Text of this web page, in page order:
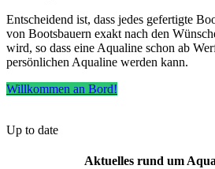
Entscheidend ist, dass jedes gefertigte
von Bootsbauern exakt nach den
wird, so dass eine Aqualine schon ab
persönlichen Aqualine werden kann.
Willkommen an Bord!
Up to date
Aktuelles rund um